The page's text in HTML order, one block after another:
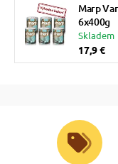
Marp
6x400g
Skladem
17,9 €